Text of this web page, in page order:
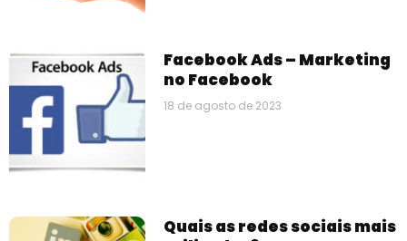
Facebook Ads – Marketing
no Facebook
18 de agosto de 2023
Quais as redes sociais mais